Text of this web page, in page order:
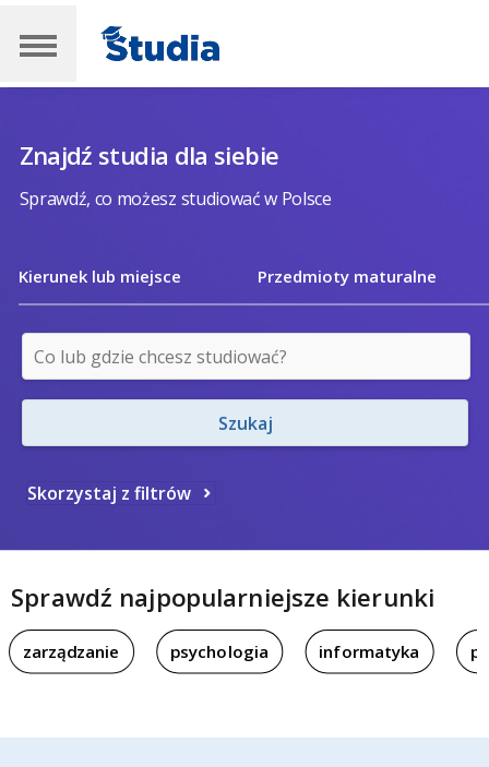
Znajdź studia dla siebie
Sprawdź, co możesz studiować w Polsce
Kierunek lub miejsce Przedmioty maturalne
Szukaj
Skorzystaj z filtrów
Sprawdź najpopularniejsze kierunki
zarządzanie psychologia informatyka